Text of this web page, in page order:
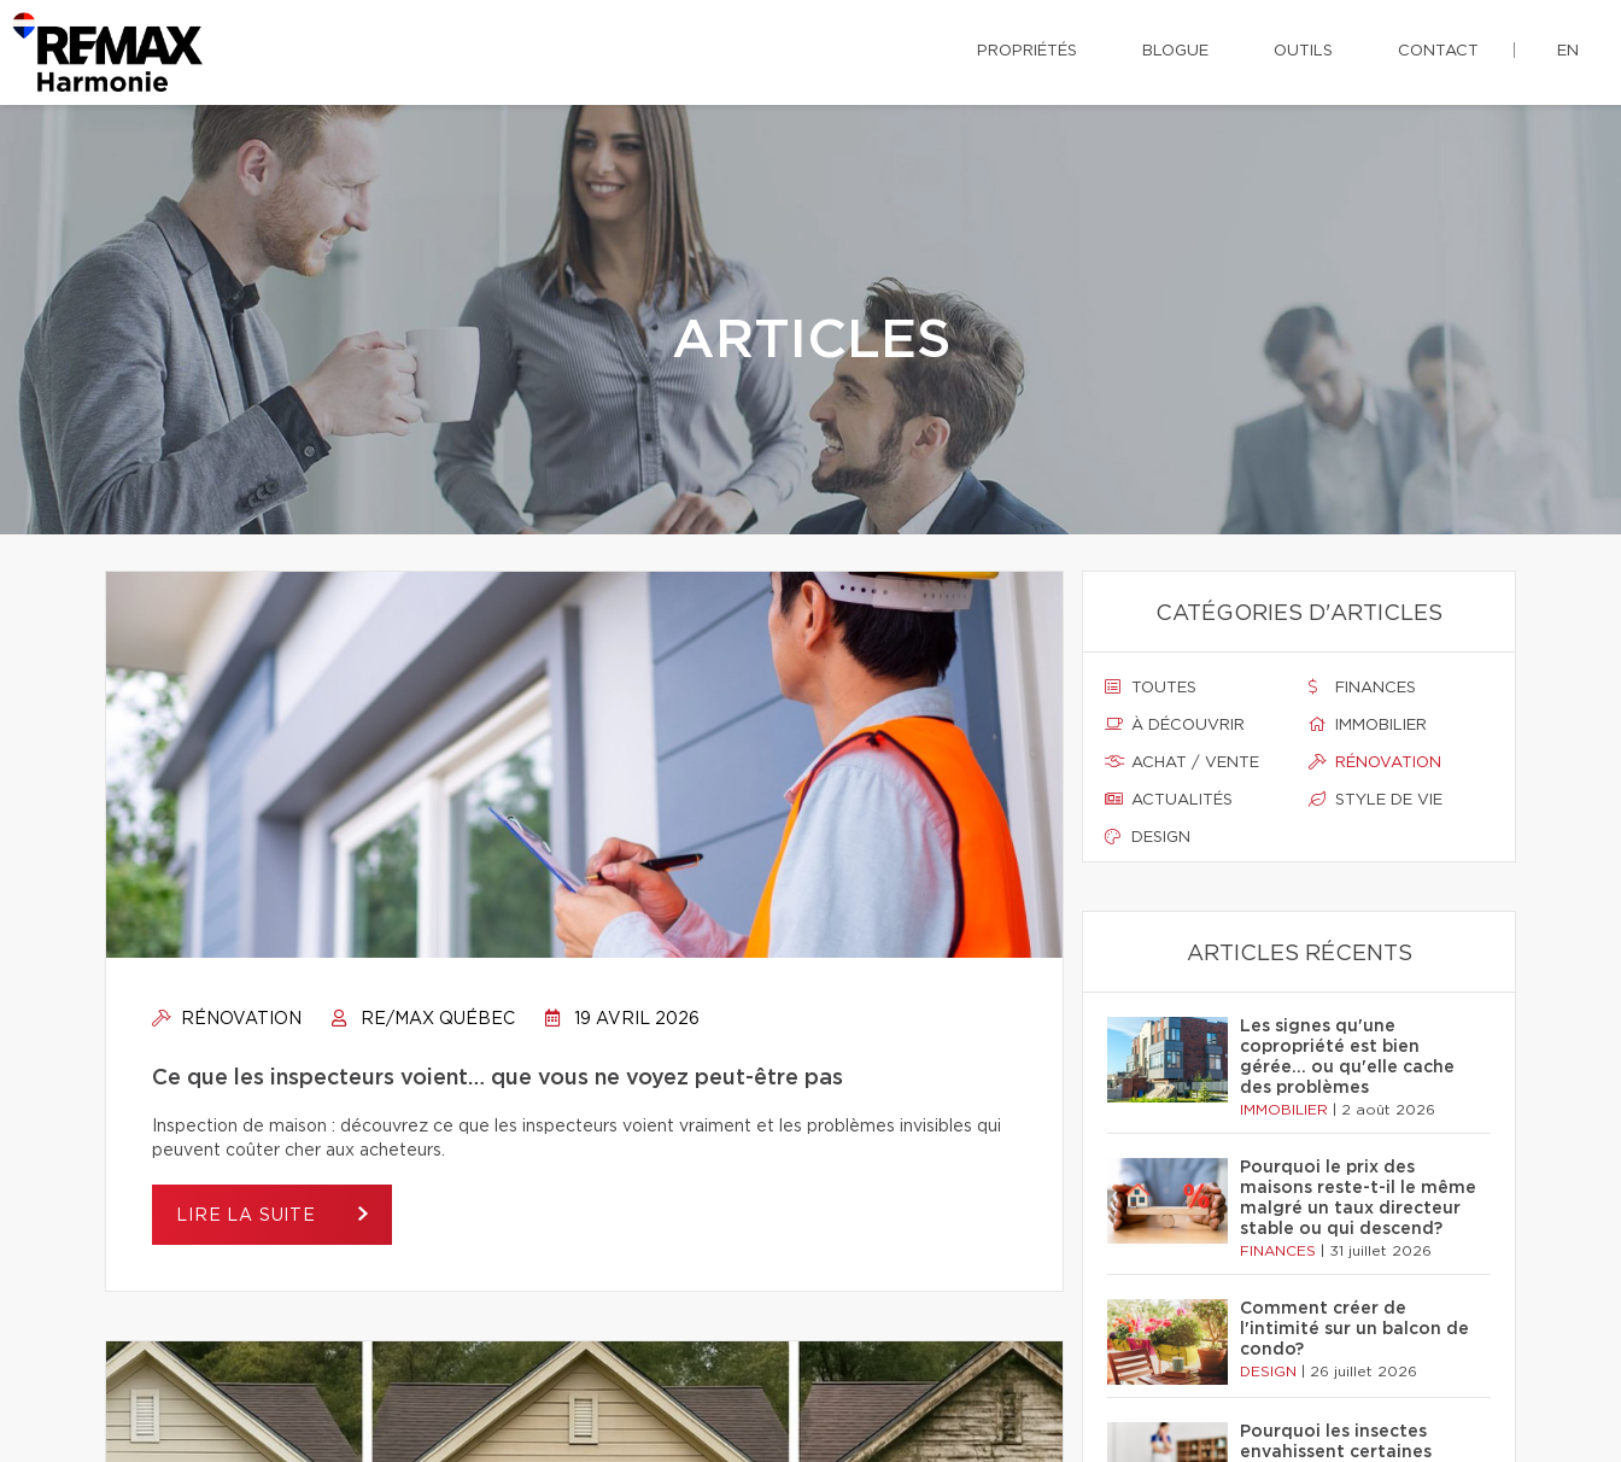
PROPRIÉTÉS BLOGUE OUTILS CONTACT EN
ARTICLES
RÉNOVATION RE/MAX QUÉBEC 19 AVRIL 2026
Ce que les inspecteurs voient… que vous ne voyez peut-être pas
Inspection de maison : découvrez ce que les inspecteurs voient vraiment et les problèmes invisibles qui
peuvent coûter cher aux acheteurs.
LIRE LA SUITE
CATÉGORIES D'ARTICLES
TOUTES
À DÉCOUVRIR
ACHAT / VENTE
ACTUALITÉS
DESIGN
FINANCES
IMMOBILIER
RÉNOVATION
STYLE DE VIE
ARTICLES RÉCENTS
Les signes qu'une
copropriété est bien
gérée… ou qu'elle cache
des problèmes
IMMOBILIER 2 août 2026
Pourquoi le prix des
maisons reste-t-il le même
malgré un taux directeur
stable ou qui descend?
FINANCES 31 juillet 2026
Comment créer de
l'intimité sur un balcon de
condo?
DESIGN 26 juillet 2026
Pourquoi les insectes
envahissent certaines